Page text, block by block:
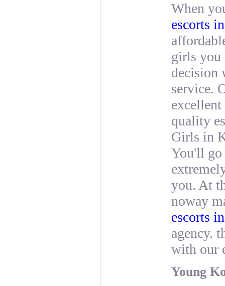
When
escorts
girls you
decision
service.
quality
Girls in
You'll go
you. At
noway
escorts
agency.
with our
Young